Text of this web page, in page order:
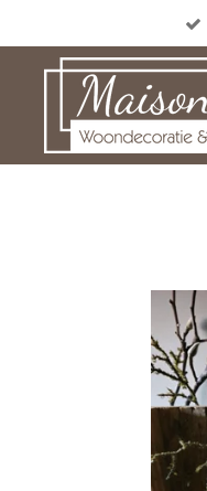
hoofdinhoud